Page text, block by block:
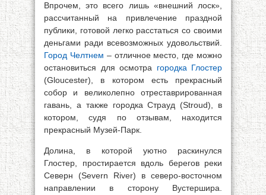
Впрочем, это всего лишь «внешний лоск»,
рассчитанный на привлечение праздной
публики, готовой легко расстаться со своими
деньгами ради всевозможных удовольствий.
Город Челтнем – отличное место, где можно
остановиться для осмотра городка Глостер
(Gloucester), в котором есть прекрасный
собор и великолепно отреставрированная
гавань, а также городка Страуд (Stroud), в
котором, судя по отзывам, находится
прекрасный Музей-Парк.
Долина, в которой уютно раскинулся
Глостер, простирается вдоль берегов реки
Северн (Severn River) в северо-восточном
направлении в сторону Вустершира.